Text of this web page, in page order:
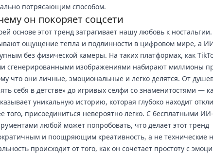
потрясающим способом.
он покоряет соцсети
основе этот тренд затрагивает нашу любовь к
ощущение тепла и подлинности в цифровом мире, а ИИ
без физической камеры. На таких платформах, как
сгенерированными изображениями набирают миллионы
что они личные, эмоциональные и легко делятся. От
себя в детстве» до игривых селфи со знаменитостями —
уникальную историю, которая глубоко находит
того, присоединиться невероятно легко. С бесплатными ИИ-
любой может попробовать, что делает этот тренд
и поощряющим креативность, а не технические
происходит от того, как он сочетает простоту с